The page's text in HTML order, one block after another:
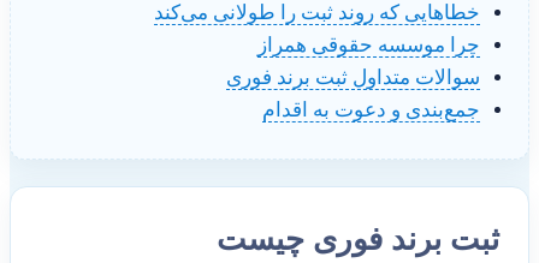
خطاهایی که روند ثبت را طولانی می‌کند
چرا موسسه حقوقی همراز
سوالات متداول ثبت برند فوری
جمع‌بندی و دعوت به اقدام
ثبت برند فوری چیست